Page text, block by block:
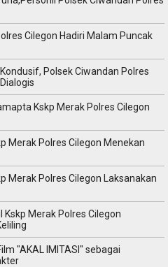
Cilegon Hadiri Malam Puncak
Polsek Ciwandan Polres
Kskp Merak Polres Cilegon
Merak Polres Cilegon Menekan
Merak Polres Cilegon Laksanakan
Kskp Merak Polres Cilegon
"AKAL IMITASI" sebagai